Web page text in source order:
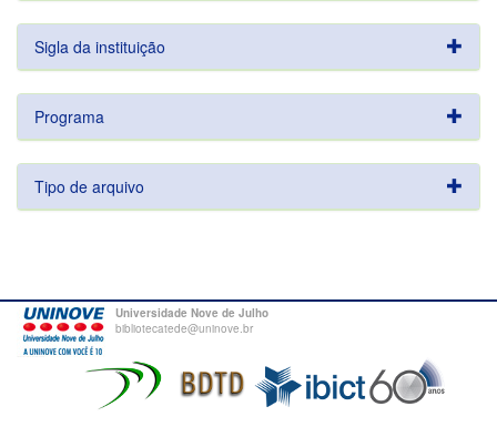
Sigla da instituição
Programa
Tipo de arquivo
Universidade Nove de Julho
bibliotecatede@uninove.br